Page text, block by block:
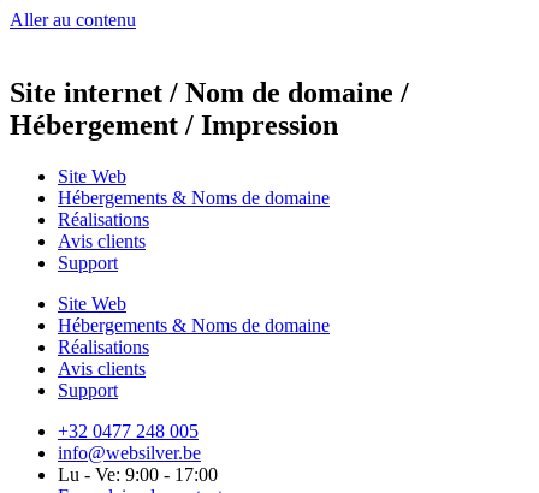
Aller au contenu
Site internet / Nom de domaine /
Hébergement / Impression
Site Web
Hébergements & Noms de domaine
Réalisations
Avis clients
Support
Site Web
Hébergements & Noms de domaine
Réalisations
Avis clients
Support
+32 0477 248 005
info@websilver.be
Lu - Ve: 9:00 - 17:00